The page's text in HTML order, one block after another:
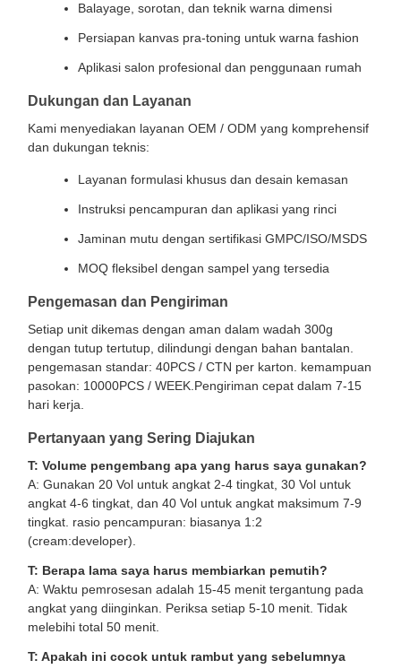
Balayage, sorotan, dan teknik warna dimensi
Persiapan kanvas pra-toning untuk warna fashion
Aplikasi salon profesional dan penggunaan rumah
Dukungan dan Layanan
Kami menyediakan layanan OEM / ODM yang komprehensif
dan dukungan teknis:
Layanan formulasi khusus dan desain kemasan
Instruksi pencampuran dan aplikasi yang rinci
Jaminan mutu dengan sertifikasi GMPC/ISO/MSDS
MOQ fleksibel dengan sampel yang tersedia
Pengemasan dan Pengiriman
Setiap unit dikemas dengan aman dalam wadah 300g
dengan tutup tertutup, dilindungi dengan bahan bantalan.
pengemasan standar: 40PCS / CTN per karton. kemampuan
pasokan: 10000PCS / WEEK.Pengiriman cepat dalam 7-15
hari kerja.
Pertanyaan yang Sering Diajukan
T: Volume pengembang apa yang harus saya gunakan?
A: Gunakan 20 Vol untuk angkat 2-4 tingkat, 30 Vol untuk
angkat 4-6 tingkat, dan 40 Vol untuk angkat maksimum 7-9
tingkat. rasio pencampuran: biasanya 1:2
(cream:developer).
T: Berapa lama saya harus membiarkan pemutih?
A: Waktu pemrosesan adalah 15-45 menit tergantung pada
angkat yang diinginkan. Periksa setiap 5-10 menit. Tidak
melebihi total 50 menit.
T: Apakah ini cocok untuk rambut yang sebelumnya